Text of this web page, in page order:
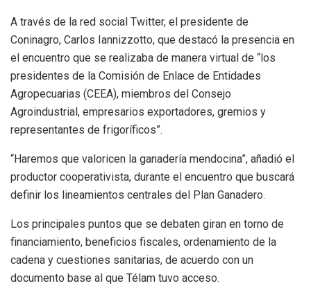
A través de la red social Twitter, el presidente de
Coninagro, Carlos Iannizzotto, que destacó la presencia en
el encuentro que se realizaba de manera virtual de “los
presidentes de la Comisión de Enlace de Entidades
Agropecuarias (CEEA), miembros del Consejo
Agroindustrial, empresarios exportadores, gremios y
representantes de frigoríficos”.
“Haremos que valoricen la ganadería mendocina”, añadió el
productor cooperativista, durante el encuentro que buscará
definir los lineamientos centrales del Plan Ganadero.
Los principales puntos que se debaten giran en torno de
financiamiento, beneficios fiscales, ordenamiento de la
cadena y cuestiones sanitarias, de acuerdo con un
documento base al que Télam tuvo acceso.